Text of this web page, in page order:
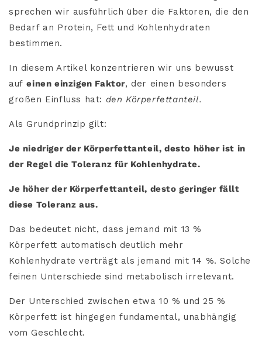
sprechen wir ausführlich über die Faktoren, die den
Bedarf an Protein, Fett und Kohlenhydraten
bestimmen.
In diesem Artikel konzentrieren wir uns bewusst
aufeinen einzigen Faktor, der einen besonders
großen Einfluss hat: den Körperfettanteil.
Als Grundprinzip gilt:
Je niedriger der Körperfettanteil, desto höher ist in
der Regel die Toleranz für Kohlenhydrate.
Je höher der Körperfettanteil, desto geringer fällt
diese Toleranz aus.
Das bedeutet nicht, dass jemand mit 13 %
Körperfett automatisch deutlich mehr
Kohlenhydrate verträgt als jemand mit 14 %. Solche
feinen Unterschiede sind metabolisch irrelevant.
Der Unterschied zwischen etwa 10 % und 25 %
Körperfett ist hingegen fundamental, unabhängig
vom Geschlecht.